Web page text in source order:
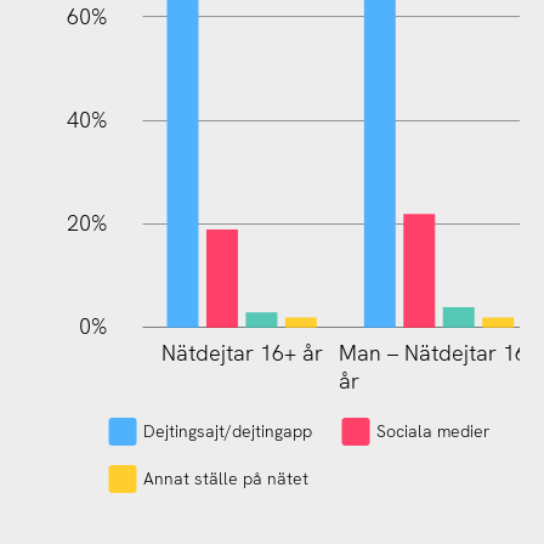
60%
40%
20%
0%
Kvinna – Nätdejtar
16+ år
Nätdejtar 16+ år
Man – Nätdejtar 16+
år
Dejtingsajt/dejtingapp Sociala medier
Annat ställe på nätet